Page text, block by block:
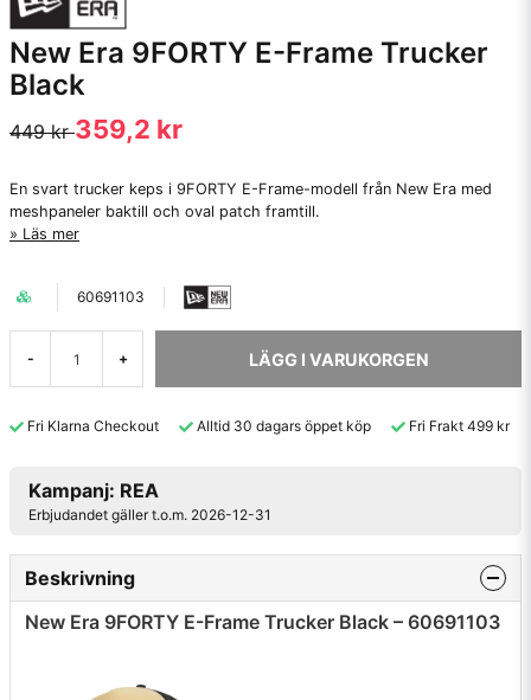
New Era 9FORTY E-Frame Trucker
Black
449 kr359,2 kr
En svart trucker keps i 9FORTY E-Frame-modell från New Era med
meshpaneler baktill och oval patch framtill.
Läs mer
60691103
- + LÄGG I VARUKORGEN
Fri Klarna Checkout Alltid 30 dagars öppet köp Fri Frakt 499 kr
Kampanj: REA
Erbjudandet gäller t.o.m. 2026-12-31
Beskrivning
New Era 9FORTY E-Frame Trucker Black – 60691103